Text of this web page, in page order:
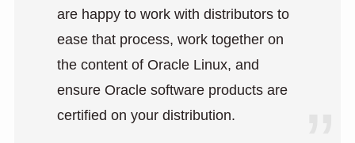
are happy to work with distributors to
ease that process, work together on
the content of Oracle Linux, and
ensure Oracle software products are
certified on your distribution.